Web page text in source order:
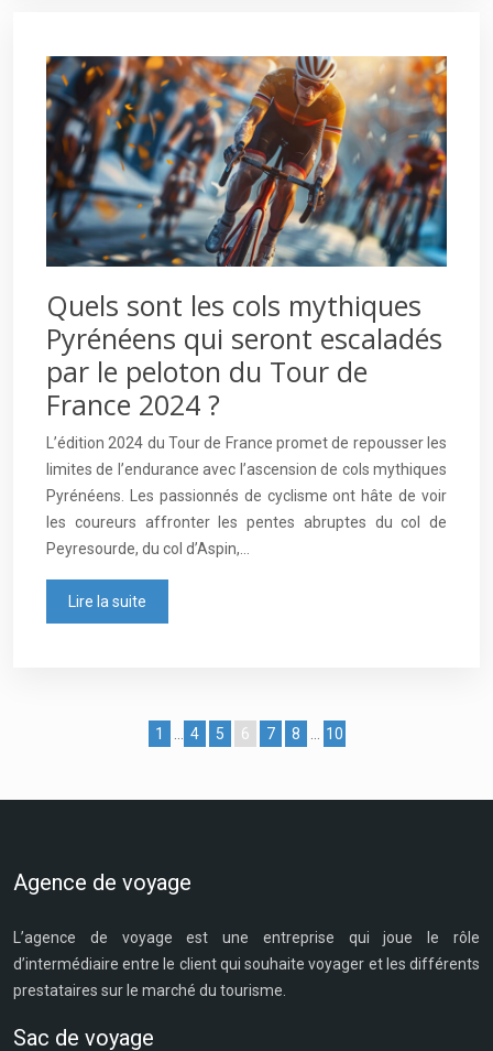
Quels sont les cols mythiques
Pyrénéens qui seront escaladés
par le peloton du Tour de
France 2024 ?
L’édition 2024 du Tour de France promet de repousser les
limites de l’endurance avec l’ascension de cols mythiques
Pyrénéens. Les passionnés de cyclisme ont hâte de voir
les coureurs affronter les pentes abruptes du col de
Peyresourde, du col d’Aspin,…
Lire la suite
1 4 5 6 7 8 10
Agence de voyage
L’agence de voyage est une entreprise qui joue le rôle
d’intermédiaire entre le client qui souhaite voyager et les différents
prestataires sur le marché du tourisme.
Sac de voyage